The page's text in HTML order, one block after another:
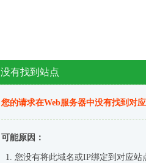
没有找到站点
您的请求在Web服务器中没有找到对
可能原因：
您没有将此域名或IP绑定到对应站